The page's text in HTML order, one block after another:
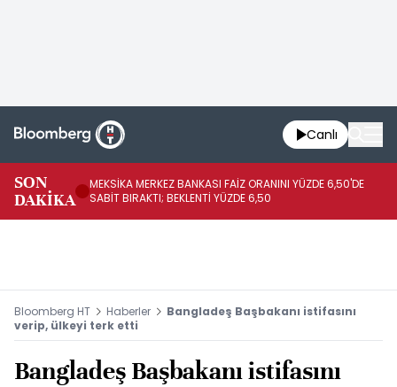
Canlı
SON
DAKİKA
MEKSİKA MERKEZ BANKASI FAİZ ORANINI YÜZDE 6,50'DE
SABİT BIRAKTI; BEKLENTİ YÜZDE 6,50
Bloomberg HT Haberler
Bangladeş Başbakanı istifasını
verip, ülkeyi terk etti
Bangladeş Başbakanı istifasını